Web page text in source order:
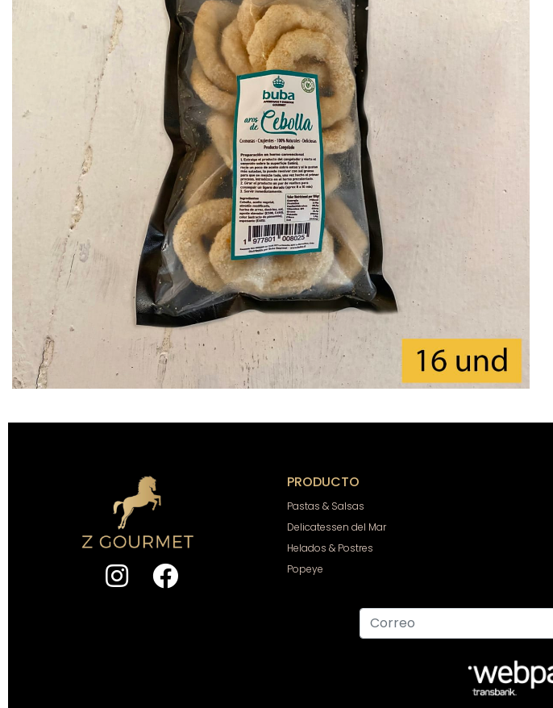
PRODUCTO
Pastas & Salsas
Delicatessen del Mar
Helados & Postres
Popeye